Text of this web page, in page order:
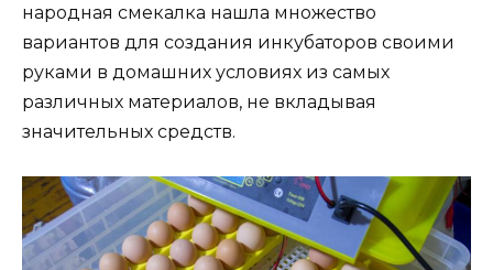
народная смекалка нашла множество
вариантов для создания инкубаторов своими
руками в домашних условиях из самых
различных материалов, не вкладывая
значительных средств.